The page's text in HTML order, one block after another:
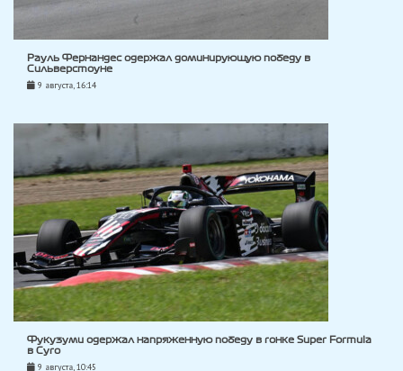
Рауль Фернандес одержал доминирующую победу в
Сильверстоуне
9 августа, 16:14
Фукузуми одержал напряженную победу в гонке Super Formula
в Суго
9 августа, 10:45